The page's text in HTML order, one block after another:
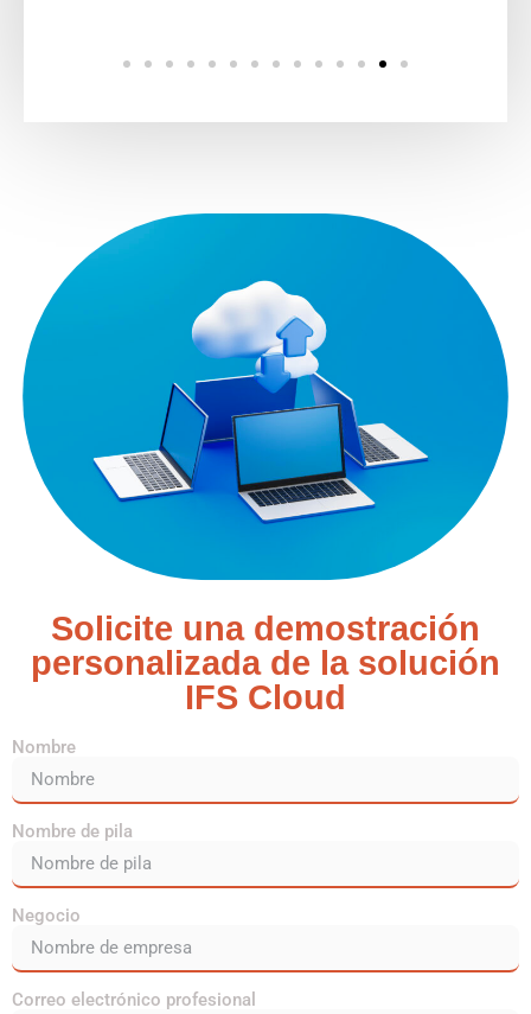
Solicite una demostración
personalizada de la solución
IFS Cloud
Nombre
Nombre de pila
Negocio
Correo electrónico profesional